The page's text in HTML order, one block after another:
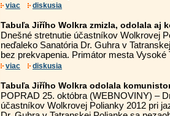
viac diskusia
Tabuľa Jiřího Wolkra zmizla, odolala aj
Dnešné stretnutie účastníkov Wolkrovej
neďaleko Sanatória Dr. Guhra v
bez prekvapenia. Primátor mesta Vysoké
viac diskusia
Tabuľa Jiřího Wolkra odolala
POPRAD 25. októbra (WEBNOVINY) –
účastníkov Wolkrovej Polianky 2012 pri